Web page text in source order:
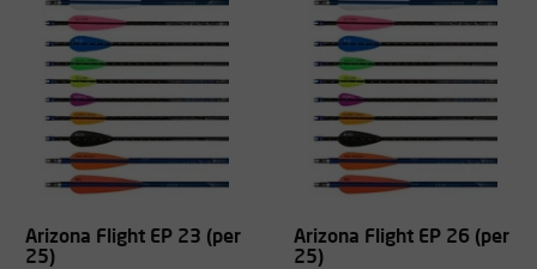
Arizona Flight EP 23 (per
25)
Arizona Flight EP 26 (per
25)